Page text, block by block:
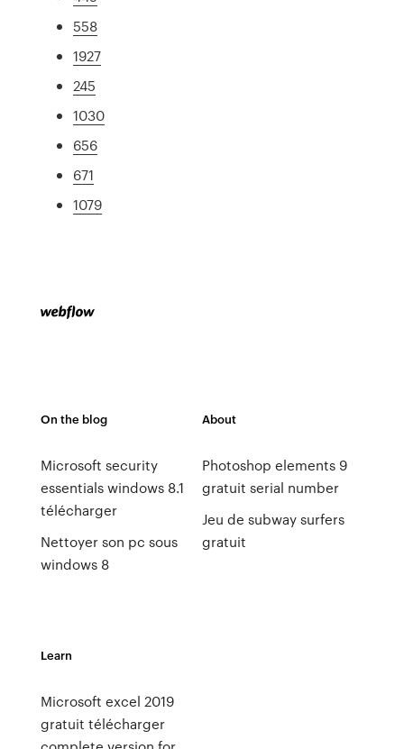
558
1927
245
1030
656
671
1079
On the blog
Microsoft security
essentials windows 8.1
télécharger
Nettoyer son pc sous
windows 8
About
Photoshop elements 9
gratuit serial number
Jeu de subway surfers
gratuit
Learn
Microsoft excel 2019
gratuit télécharger